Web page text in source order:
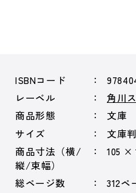
ISBNコード
レーベル
角川
商品形態
文庫
サイズ
文庫判
商品寸法（横/
縦/束幅）
105 ×
総ページ数
312ペ